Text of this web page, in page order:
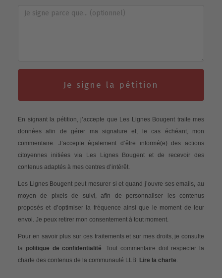
Je signe la pétition
En signant la pétition, j’accepte que Les Lignes Bougent traite mes
données afin de gérer ma signature et, le cas échéant, mon
commentaire. J’accepte également d’être informé(e) des actions
citoyennes initiées via Les Lignes Bougent et de recevoir des
contenus adaptés à mes centres d’intérêt.
Les Lignes Bougent peut mesurer si et quand j’ouvre ses emails, au
moyen de pixels de suivi, afin de personnaliser les contenus
proposés et d’optimiser la fréquence ainsi que le moment de leur
envoi. Je peux retirer mon consentement à tout moment.
Pour en savoir plus sur ces traitements et sur mes droits, je consulte
la politique de confidentialité. Tout commentaire doit respecter la
charte des contenus de la communauté LLB. Lire la charte.